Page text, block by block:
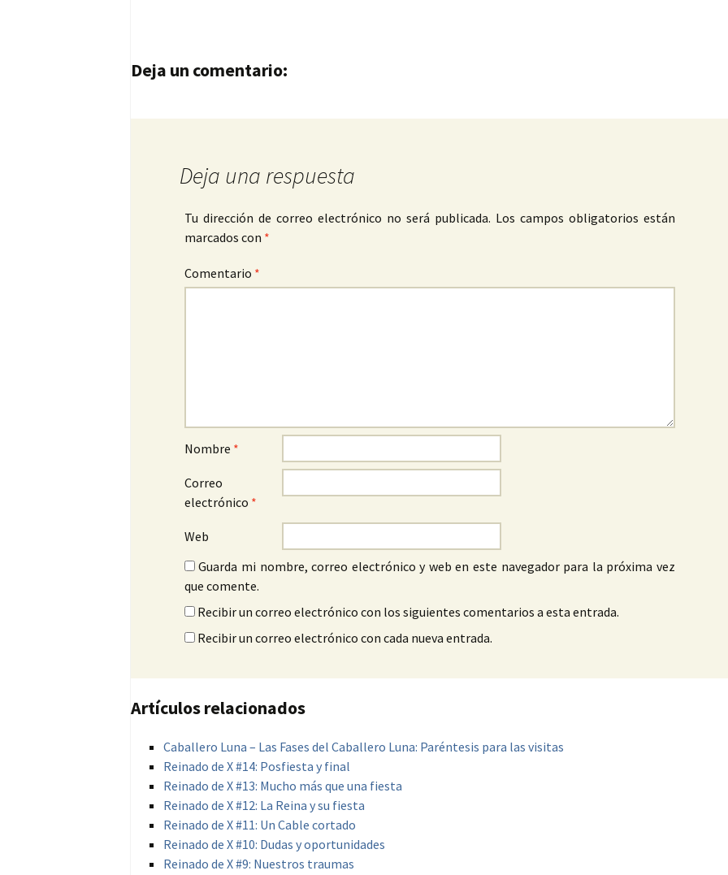
Navegación de entradas
Deja un comentario:
Deja una respuesta
Tu dirección de correo electrónico no será publicada. Los campos obligatorios están
marcados con *
Comentario *
Nombre *
Correo
electrónico *
Web
Guarda mi nombre, correo electrónico y web en este navegador para la próxima vez
que comente.
Recibir un correo electrónico con los siguientes comentarios a esta entrada.
Recibir un correo electrónico con cada nueva entrada.
Artículos relacionados
Caballero Luna – Las Fases del Caballero Luna: Paréntesis para las visitas
Reinado de X #14: Posfiesta y final
Reinado de X #13: Mucho más que una fiesta
Reinado de X #12: La Reina y su fiesta
Reinado de X #11: Un Cable cortado
Reinado de X #10: Dudas y oportunidades
Reinado de X #9: Nuestros traumas